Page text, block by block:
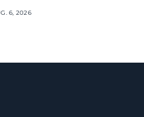
6, 2026